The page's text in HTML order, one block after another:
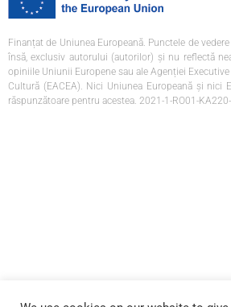
Finanțat de Uniunea Europeană. Punctele de
însă, exclusiv autorului (autorilor) și nu reflectă
opiniile Uniunii Europene sau ale Agenției
Cultură (EACEA). Nici Uniunea Europeană și nici
răspunzătoare pentru acestea. 2021-1-RO01-